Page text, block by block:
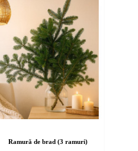
Ramură de brad (3 ramuri)